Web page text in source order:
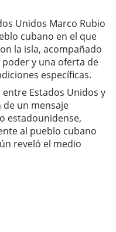
Unidos Marco Rubio
cubano en el que
la isla, acompañado
y una oferta de
específicas.
Estados Unidos y
un mensaje
estadounidense,
al pueblo cubano
reveló el medio